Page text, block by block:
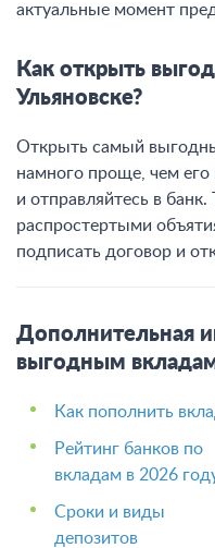
актуальные момент
Как открыть
Ульяновске?
Открыть самый
намного проще, чем его
и отправляйтесь в
распростертыми
подписать договор и
Дополнительная
выгодным
Как пополнить
Рейтинг банков по
вкладам в 2026
Сроки и виды
депозитов